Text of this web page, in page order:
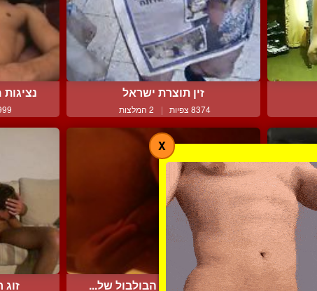
זין תוצרת ישראל
8374 צפיות | 2 המלצות 9999
בחור מנענע את הבולבול של...
X